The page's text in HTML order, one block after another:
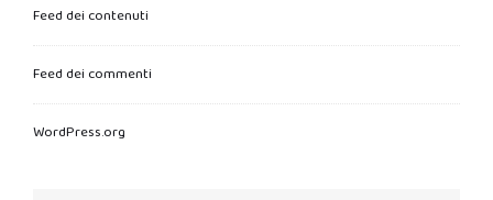
Feed dei contenuti
Feed dei commenti
WordPress.org